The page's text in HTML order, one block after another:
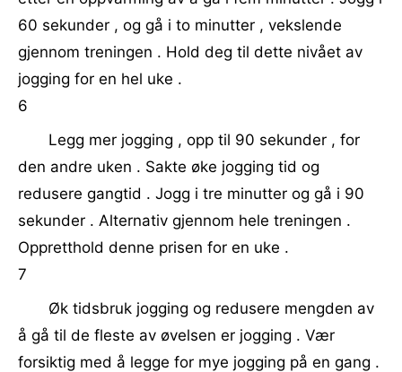
60 sekunder , og gå i to minutter , vekslende
gjennom treningen . Hold deg til dette nivået av
jogging for en hel uke .
6
Legg mer jogging , opp til 90 sekunder , for
den andre uken . Sakte øke jogging tid og
redusere gangtid . Jogg i tre minutter og gå i 90
sekunder . Alternativ gjennom hele treningen .
Oppretthold denne prisen for en uke .
7
Øk tidsbruk jogging og redusere mengden av
å gå til de fleste av øvelsen er jogging . Vær
forsiktig med å legge for mye jogging på en gang .